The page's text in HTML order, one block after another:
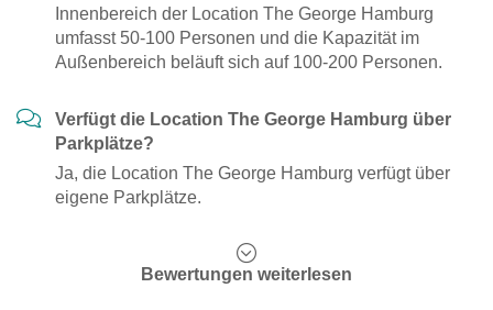
Innenbereich der Location The George Hamburg
umfasst 50-100 Personen und die Kapazität im
Außenbereich beläuft sich auf 100-200 Personen.
Verfügt die Location The George Hamburg über
Parkplätze?
Ja, die Location The George Hamburg verfügt über
eigene Parkplätze.
Bewertungen weiterlesen